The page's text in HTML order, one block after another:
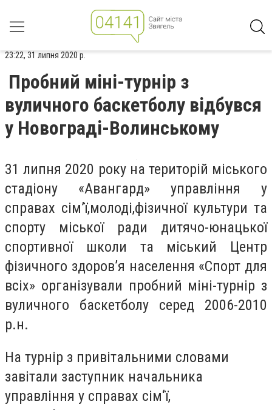
23:22, 31 липня 2020 р.
Пробний міні-турнір з
вуличного баскетболу відбувся
у Новограді-Волинському
31 липня 2020 року на територій міського
стадіону «Авангард» управління у
справах сім’ї,молоді,фізичної культури та
спорту міської ради дитячо-юнацької
спортивної школи та міський Центр
фізичного здоров’я населення «Спорт для
всіх» організували пробний міні-турнір з
вуличного баскетболу серед 2006-2010
р.н.
На турнір з привітальними словами
завітали заступник начальника
управління у справах сім‘ї,